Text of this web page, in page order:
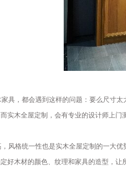
具，都会遇到这样的问题：要么尺寸太
实木全屋定制，会有专业的设计师上
风格统一性也是实木全屋定制的一大优
好木材的颜色、纹理和家具的造型，让